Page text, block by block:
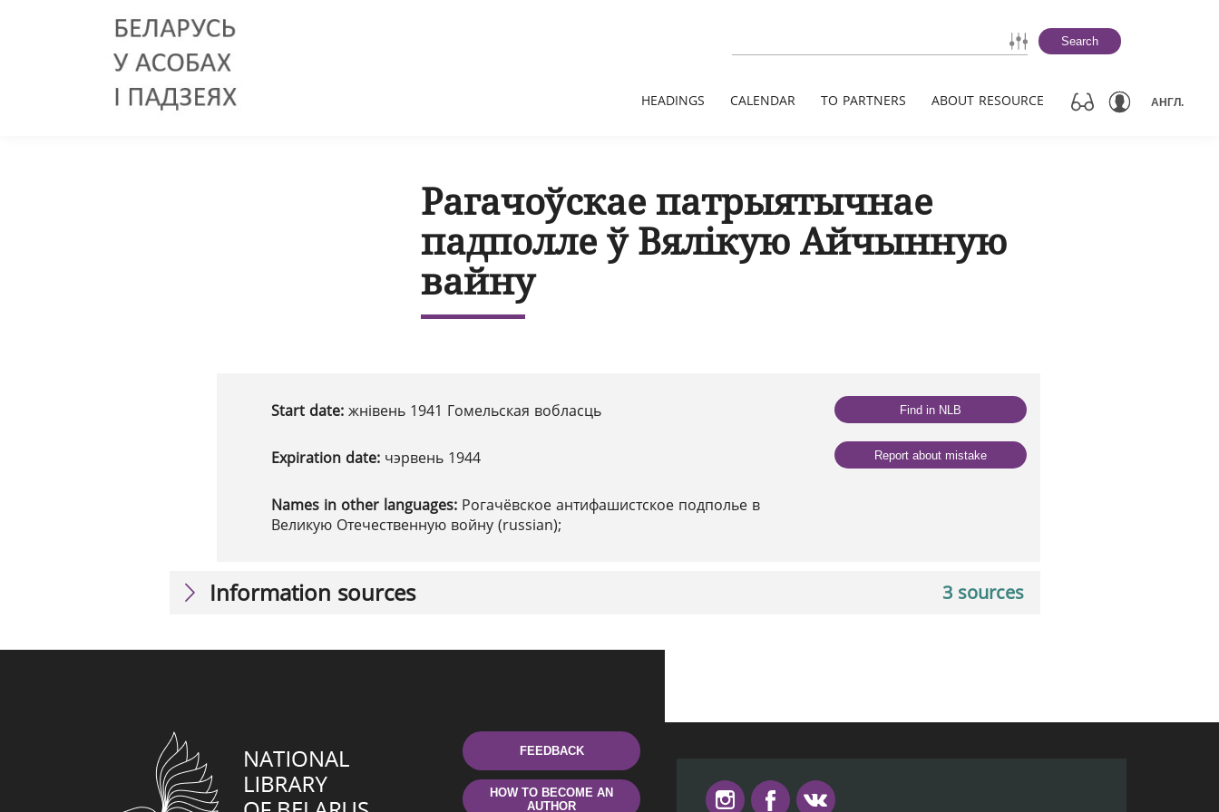
Search
HEADINGS CALENDAR TO PARTNERS ABOUT RESOURCE АНГЛ.
Рагачоўскае патрыятычнае
падполле ў Вялікую Айчынную
вайну
Start date: жнівень 1941 Гомельская вобласць
Expiration date: чэрвень 1944
Names in other languages: Рогачёвское антифашистское подполье в
Великую Отечественную войну (russian);
Find in NLB
Report about mistake
3 sources
Information sources
FEEDBACK
HOW TO BECOME AN
AUTHOR